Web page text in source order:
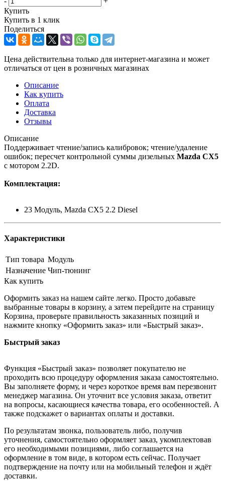
Купить
Купить в 1 клик
Поделиться
Цена действительна только для интернет-магазина и может
отличаться от цен в розничных магазинах
Описание
Как купить
Оплата
Доставка
Отзывы
Описание
Поддерживает чтение/запись калибровок; чтение/удаление
ошибок; пересчет контрольной суммы дизельных Mazda CX5
с мотором 2.2D.
Комплектация:
23 Модуль, Mazda CX5 2.2 Diesel
Характеристики
Тип товара Модуль
Назначение Чип-тюнинг
Как купить
Оформить заказ на нашем сайте легко. Просто добавьте
выбранные товары в корзину, а затем перейдите на страницу
Корзина, проверьте правильность заказанных позиций и
нажмите кнопку «Оформить заказ» или «Быстрый заказ».
Быстрый заказ
Функция «Быстрый заказ» позволяет покупателю не
проходить всю процедуру оформления заказа самостоятельно.
Вы заполняете форму, и через короткое время вам перезвонит
менеджер магазина. Он уточнит все условия заказа, ответит
на вопросы, касающиеся качества товара, его особенностей. А
также подскажет о вариантах оплаты и доставки.
По результатам звонка, пользователь либо, получив
уточнения, самостоятельно оформляет заказ, укомплектовав
его необходимыми позициями, либо соглашается на
оформление в том виде, в котором есть сейчас. Получает
подтверждение на почту или на мобильный телефон и ждёт
доставки.